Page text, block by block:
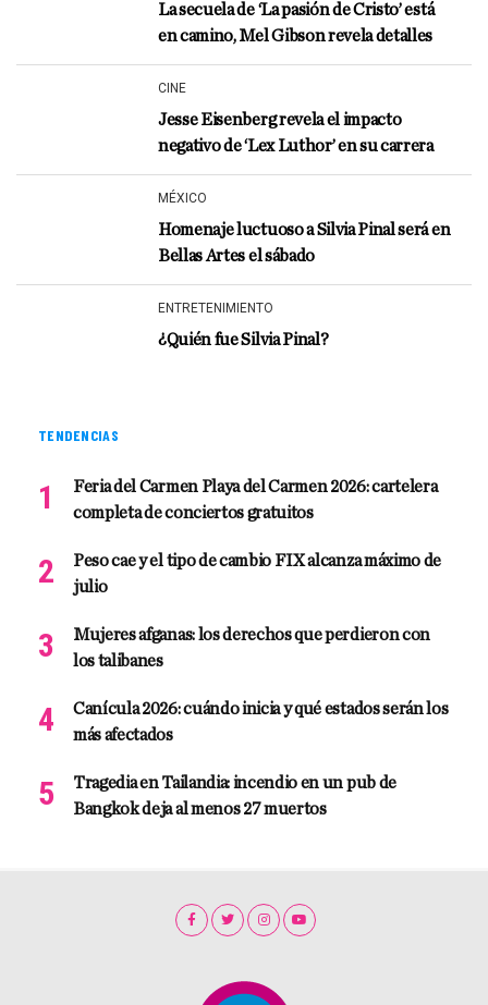
La secuela de ‘La pasión de Cristo’ está
en camino, Mel Gibson revela detalles
CINE
Jesse Eisenberg revela el impacto
negativo de ‘Lex Luthor’ en su carrera
MÉXICO
Homenaje luctuoso a Silvia Pinal será en
Bellas Artes el sábado
ENTRETENIMIENTO
¿Quién fue Silvia Pinal?
TENDENCIAS
Feria del Carmen Playa del Carmen 2026: cartelera
completa de conciertos gratuitos
Peso cae y el tipo de cambio FIX alcanza máximo de
julio
Mujeres afganas: los derechos que perdieron con
los talibanes
Canícula 2026: cuándo inicia y qué estados serán los
más afectados
Tragedia en Tailandia: incendio en un pub de
Bangkok deja al menos 27 muertos